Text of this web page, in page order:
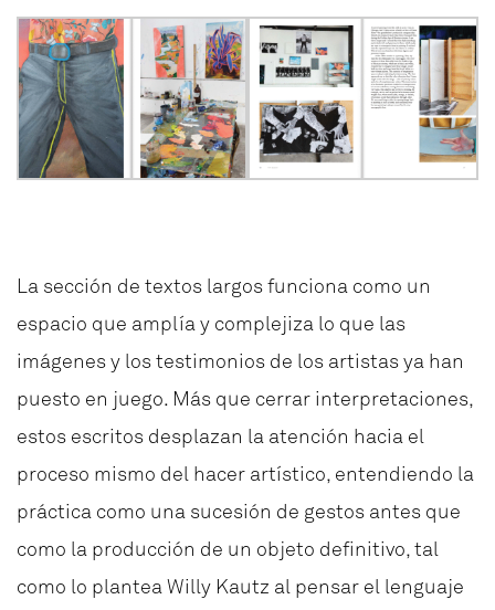
La sección de textos largos funciona como un
espacio que amplía y complejiza lo que las
imágenes y los testimonios de los artistas ya han
puesto en juego. Más que cerrar interpretaciones,
estos escritos desplazan la atención hacia el
proceso mismo del hacer artístico, entendiendo la
práctica como una sucesión de gestos antes que
como la producción de un objeto definitivo, tal
como lo plantea Willy Kautz al pensar el lenguaje